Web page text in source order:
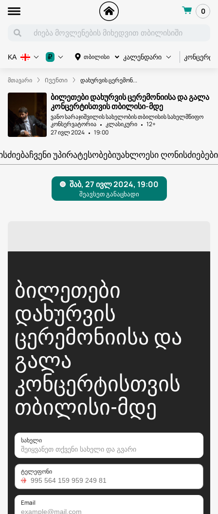
0
თბილისი კალენდარი კონცერტი
KA ₽
მთავარი Ივენთი დახურვის ცერემონ...
ბილეთები დახურვის ცერემონიისა და გალა
კონცერტისთვის თბილისი-მდე
ვანო სარაჯიშვილის სახელობის თბილისის სახელმწიფო
კონსერვატორია
კლასიკური
12+
27 ივლ 2024
19:00
ᲩᲕᲔᲜᲘ ᲣᲞᲘᲠᲐᲢᲔᲡᲝᲑᲔᲑᲘᲣᲐᲮᲚᲝᲔᲡᲘ ᲦᲝᲜᲘᲡᲫᲘᲔᲑᲔᲑᲘ
ᲑᲘᲚᲔᲗᲔᲑᲘ
ᲓᲐᲮᲣᲠᲕᲘᲡ
ᲪᲔᲠᲔᲛᲝᲜᲘᲘᲡᲐ ᲓᲐ
ᲒᲐᲚᲐ
ᲙᲝᲜᲪᲔᲠᲢᲘᲡᲗᲕᲘᲡ
ᲗᲑᲘᲚᲘᲡᲘ-ᲛᲓᲔ
სახელი
ტელეფონი
Email